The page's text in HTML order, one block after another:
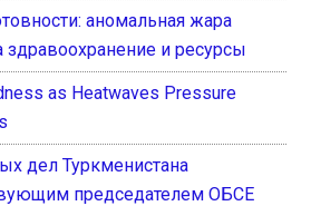
аномальная жара
здравоохранение и ресурсы
as Heatwaves Pressure
дел Туркменистана
председателем ОБСЕ